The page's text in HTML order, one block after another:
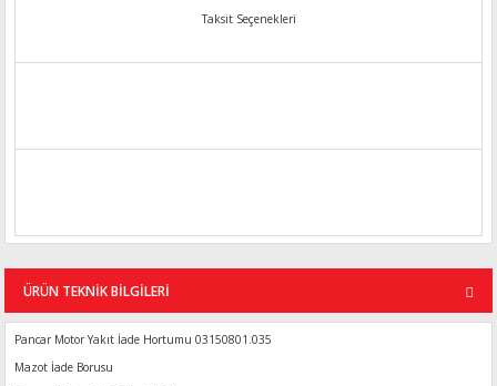
Taksit Seçenekleri
ÜRÜN TEKNİK BİLGİLERİ
Pancar Motor Yakıt İade Hortumu 03150801.035
Mazot İade Borusu